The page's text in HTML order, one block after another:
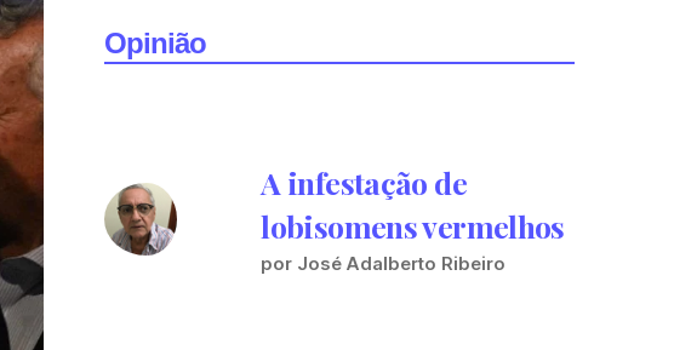
Opinião
A infestação de
lobisomens vermelhos
por José Adalberto Ribeiro